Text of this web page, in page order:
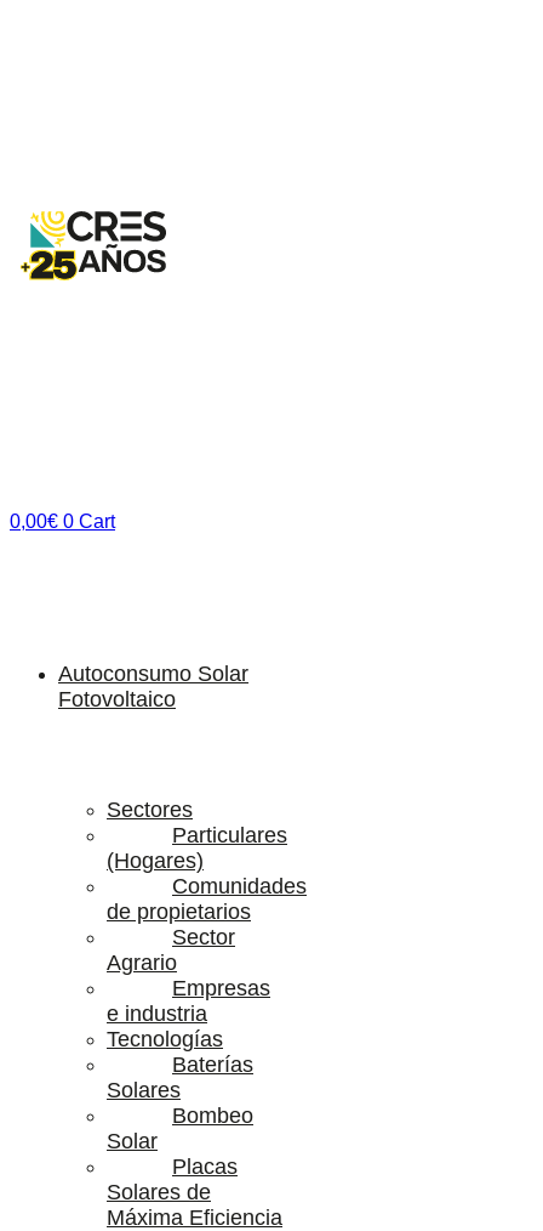
0,00€ 0 Cart
Autoconsumo Solar
Fotovoltaico
Sectores
Particulares
(Hogares)
Comunidades
de propietarios
Sector
Agrario
Empresas
e industria
Tecnologías
Baterías
Solares
Bombeo
Solar
Placas
Solares de
Máxima Eficiencia